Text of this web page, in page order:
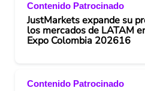
Contenido Patrocinado
JustMarkets expande su
los mercados de LATAM
Expo Colombia 202616
Contenido Patrocinado